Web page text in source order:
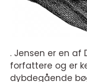
. Jensen er en af
forfattere og er
dybdegående